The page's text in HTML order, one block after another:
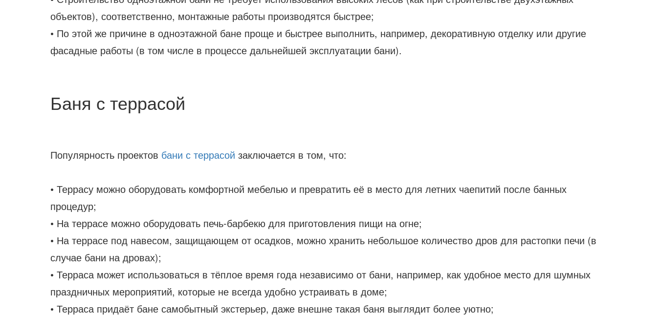
объектов), соответственно, монтажные работы производятся быстрее;
• По этой же причине в одноэтажной бане проще и быстрее выполнить, например, декоративную отделку или другие
фасадные работы (в том числе в процессе дальнейшей эксплуатации бани).
Баня с террасой
Популярность проектов бани с террасой заключается в том, что:
• Террасу можно оборудовать комфортной мебелью и превратить её в место для летних чаепитий после банных
процедур;
• На террасе можно оборудовать печь-барбекю для приготовления пищи на огне;
• На террасе под навесом, защищающем от осадков, можно хранить небольшое количество дров для растопки печи (в
случае бани на дровах);
• Терраса может использоваться в тёплое время года независимо от бани, например, как удобное место для шумных
праздничных мероприятий, которые не всегда удобно устраивать в доме;
• Терраса придаёт бане самобытный экстерьер, даже внешне такая баня выглядит более уютно;